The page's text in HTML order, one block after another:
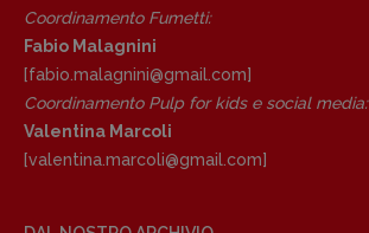
CONTATTI
Case editrici e coordinamento
recensioni:
Elio Grasso[eliovoyager@gmail.com]
Coordinamento Primo Piano
Elisabetta Michielin
Coordinamento Fumetti:
Fabio Malagnini
[fabio.malagnini@gmail. com]
Coordinamento Pulp for kids e social media:
Valentina Marcoli
[valentina.marcoli@gmail. com]